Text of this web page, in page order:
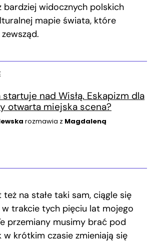
bardziej widocznych polskich
mapie świata, które
startuje nad Wisłą. Eskapizm dla
otwarta miejska scena?
rozmawia z Magdaleną
na stałe taki sam, ciągle się
w trakcie tych pięciu lat mojego
przemiany musimy brać pod
w krótkim czasie zmieniają się